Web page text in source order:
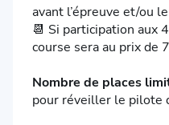
avant l’épreuve et/ou
📆 Si participation aux
course sera au prix de
Nombre de places
pour réveiller le pilote